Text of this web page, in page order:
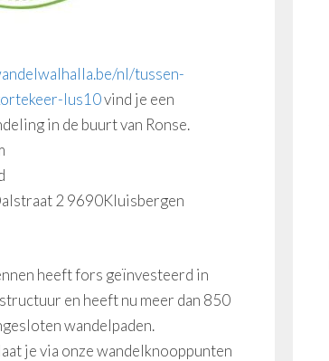
nl/tussen-
lus10vind je een
in de buurt van Ronse.
2 9690Kluisbergen
heeft fors geïnvesteerd in
en heeft nu meer dan 850
wandelpaden.
je via onze wandelknooppunten